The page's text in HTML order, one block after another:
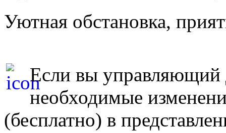
Уютная обстановка,
Если вы управляющий
необходимые
(бесплатно) в